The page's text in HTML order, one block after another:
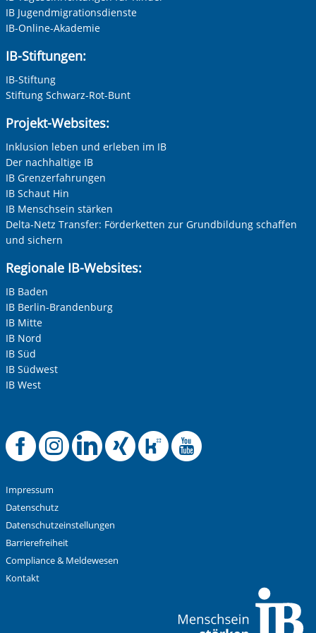
Datenschutzniveau gewährleistet ist, nicht ausgeschlossen
werden. Alle Informationen zum Schutz Ihrer Daten finden
können Sie in unseren Datenschutzeinstellungen jederzeit
Zur Aktivierung der Videos Marketing-Cookies hier
IB Jugendmigrationsdienste
IB-Online-Akademie
IB-Stiftungen:
IB-Stiftung
Stiftung Schwarz-Rot-Bunt
Projekt-Websites:
Inklusion leben und erleben im IB
Der nachhaltige IB
IB Grenzerfahrungen
IB Schaut Hin
IB Menschsein stärken
Delta-Netz Transfer: Förderketten zur Grundbildung schaffen
und sichern
Regionale IB-Websites:
IB Baden
IB Berlin-Brandenburg
IB Mitte
IB Nord
IB Süd
IB Südwest
IB West
Offizielle
Offizielle
Offizielle
Offizielle
Offizielle
Impressum
Datenschutz
Datenschutzeinstellungen
Barrierefreiheit
Compliance & Meldewesen
Kontakt